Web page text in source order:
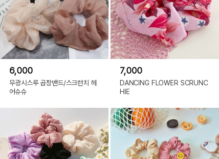
6,000
무광시스루 곱창밴드/스크런치 헤
어슈슈
7,000
DANCING FLOWER SCRUNC
HIE